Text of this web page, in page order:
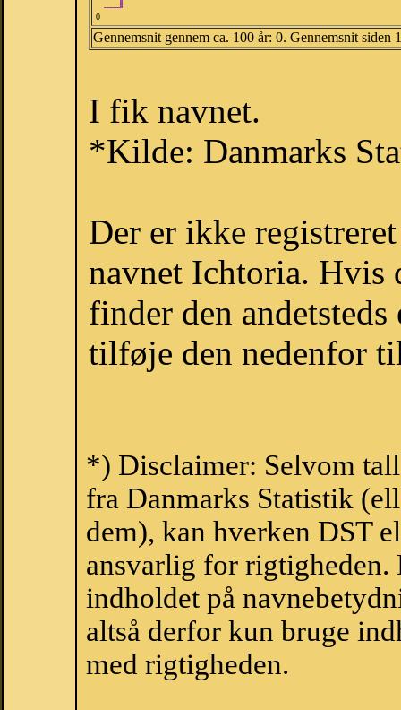
0
Gennemsnit gennem ca. 100 år: 0. Gennemsnit siden
I fik navnet.
*Kilde: Danmarks
Der er ikke
navnet Ichtoria. Hvis
finder den
tilføje den nedenfor
*) Disclaimer: Selvom
fra Danmarks Statistik
dem), kan hverken DST
ansvarlig for
indholdet på
altså derfor kun bruge
med rigtigheden.